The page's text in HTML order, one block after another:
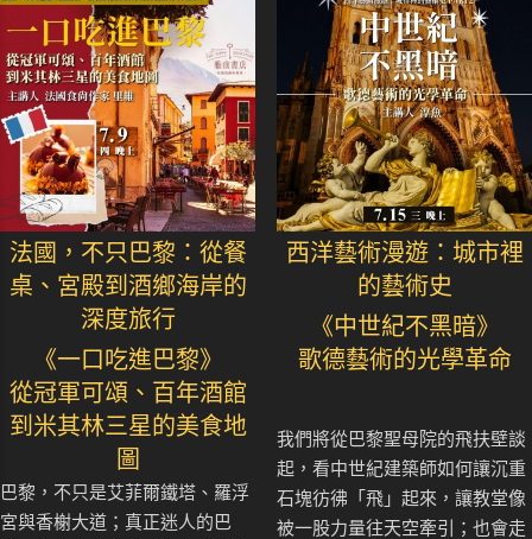
法國，不只巴黎：從餐
桌、宮殿到酒鄉海岸的
深度旅行
《一口吃進巴黎》
從冠軍可頌、百年酒館
到米其林三星的美食地
圖
巴黎，不只是艾菲爾鐵塔、羅浮
宮與香榭大道；真正迷人的巴
西洋藝術漫遊：城市裡
的藝術史
《中世紀不黑暗》
歌德藝術的光學革命
我們將從巴黎聖母院的飛扶壁談
起，看中世紀建築師如何讓沉重
石塊彷彿「飛」起來，讓教堂像
被一股力量往天空牽引；也會走